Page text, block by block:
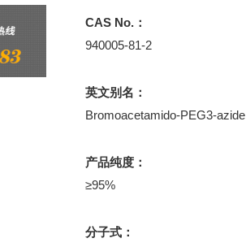
CAS No.：
940005-81-2
英文别名：
Bromoacetamido-PEG3-azide
产品纯度：
≥95%
分子式：